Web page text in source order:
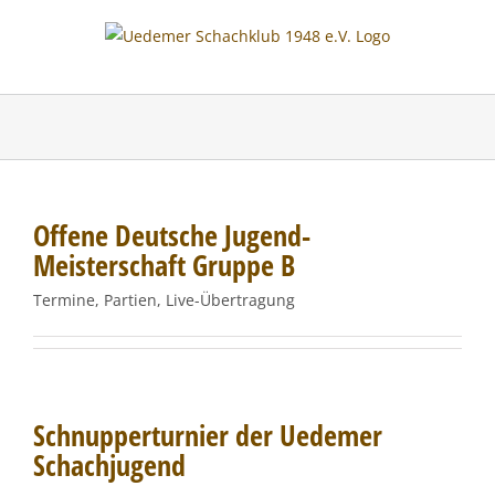
Offene Deutsche Jugend-
Meisterschaft Gruppe B
Termine, Partien, Live-Übertragung
Schnupperturnier der Uedemer
Schachjugend